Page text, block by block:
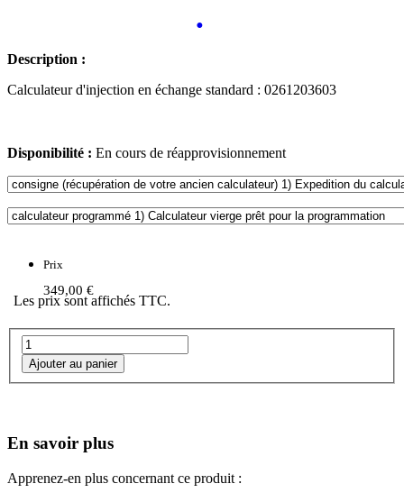
•
Description :
Calculateur d'injection en échange standard : 0261203603
Disponibilité : En cours de réapprovisionnement
Prix
349,00 €
Les prix sont affichés TTC.
En savoir plus
Apprenez-en plus concernant ce produit :